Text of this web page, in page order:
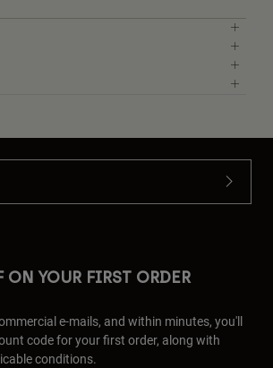
ON YOUR FIRST ORDER
e-mails, and within minutes, you'll
code for your first order, along with
conditions.